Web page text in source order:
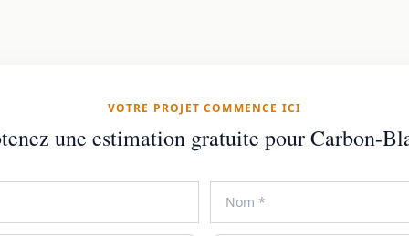
VOTRE PROJET COMMENCE ICI
une estimation gratuite pour Carbon-